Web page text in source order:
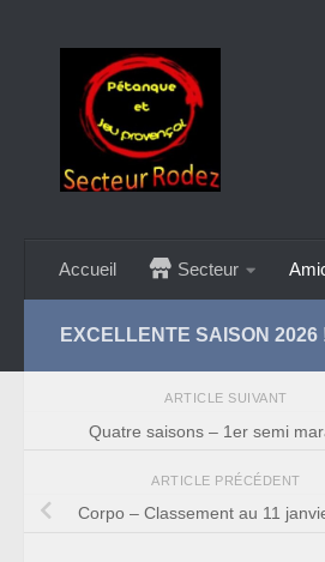
Accueil Secteur
EXCELLENTE SAISON 2026
ARTICLE SUIVANT
Quatre saisons – 1er semi
ARTICLE PRÉCÉDENT
Corpo – Classement au 11